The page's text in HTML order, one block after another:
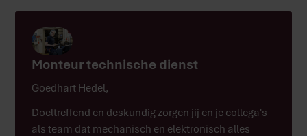
Monteur technische dienst
Goedhart Hedel,
Doeltreffend en deskundig zorgen jij en je collega's
als team dat mechanisch en elektronisch alles